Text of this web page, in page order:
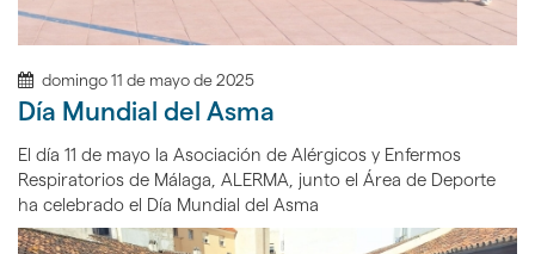
domingo 11 de mayo de 2025
Día Mundial del Asma
El día 11 de mayo la Asociación de Alérgicos y Enfermos
Respiratorios de Málaga, ALERMA, junto el Área de Deporte
ha celebrado el Día Mundial del Asma